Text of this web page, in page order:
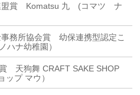
盟賞 Komatsu 九 (コマツ ナ
務所協会賞 幼保連携型認定こ
ナ幼稚園）
天狗舞 CRAFT SAKE SHOP
プ マウ）